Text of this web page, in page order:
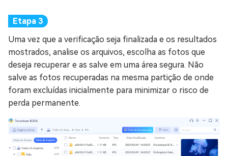
Uma vez que a verificação seja finalizada e os resultados
mostrados, analise os arquivos, escolha as fotos que
deseja recuperar e as salve em uma área segura. Não
salve as fotos recuperadas na mesma partição de onde
foram excluídas inicialmente para minimizar o risco de
perda permanente.